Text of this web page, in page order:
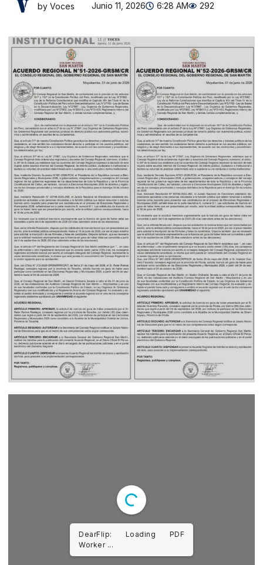
by Voces Junio 11, 2026 6:28 AM 292
DearFlip: Loading PDF
Worker ...